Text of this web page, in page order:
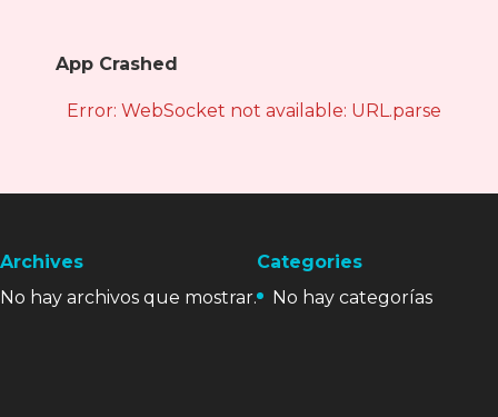
App Crashed
Error: WebSocket not available: URL.parse is
Archives
No hay archivos que mostrar.
Categories
No hay categorías